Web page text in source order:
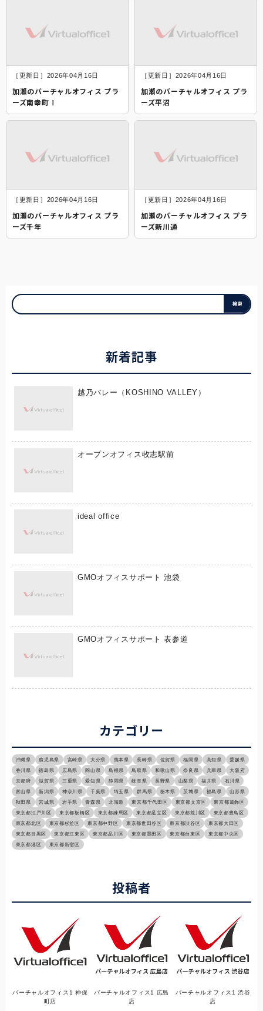
［更新日］2026年04月16日
加瀬のバーチャルオフィス プラ
ーズ南幸町Ⅰ
［更新日］2026年04月16日
加瀬のバーチャルオフィス プラ
ーズ平沼
［更新日］2026年04月16日
加瀬のバーチャルオフィス プラ
ーズ千年
［更新日］2026年04月16日
加瀬のバーチャルオフィス プラ
ーズ新川通
新着記事
越乃バレー（KOSHINO VALLEY）
オープンオフィス牧志駅前
ideal office
GMOオフィスサポート 池袋
GMOオフィスサポート 表参道
カテゴリー
沖縄県 鹿児島県 宮崎県 大分県 熊本県 長崎県 佐賀県 福岡県 高知県
愛媛県
香川県
徳島県 広島県 岡山県 島根県 鳥取県 和歌山県 奈良県 兵庫県
大阪府
京都府
滋賀県 三重県 愛知県 静岡県 岐阜県 長野県 山梨県 福井県
石川県
富山県
新潟県 神奈川県 千葉県 埼玉県 群馬県 栃木県 茨城県 福島県
山形県
秋田県
宮城県 岩手県 青森県 北海道 東京都千代田区 東京都文京区
東京都葛飾区
東京都江戸川区
東京都板橋区 東京都練馬区 東京都足立区 東京都荒川区
東京都豊島区
東京都北区
東京都杉並区 東京都中野区 東京都世田谷区 東京都渋谷区
東京都大田区
東京都目黒区
東京都江東区 東京都品川区 東京都墨田区 東京都台東区
東京都中央区
東京都港区
東京都新宿区
投稿者
バーチャルオフィス1 神保
町店
バーチャルオフィス1 広島
店
バーチャルオフィス1 渋谷
店